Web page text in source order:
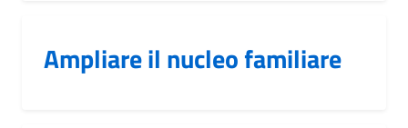
Ampliare il nucleo familiare